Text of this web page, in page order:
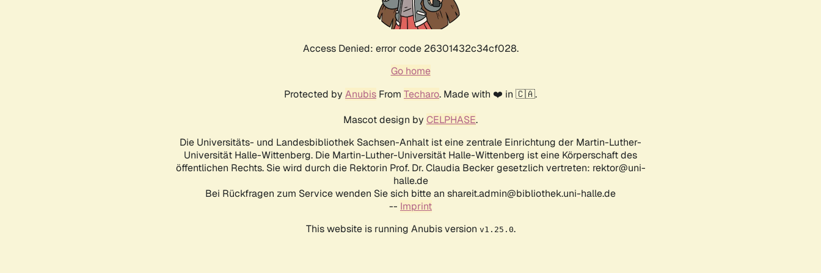
Access Denied: error code 26301432c34cf028.
Go home
Protected by Anubis From Techaro. Made with ❤️ in 🇨🇦.
Mascot design by CELPHASE.
Die Universitäts- und Landesbibliothek Sachsen-Anhalt ist eine zentrale Einrichtung der Martin-Luther-
Universität Halle-Wittenberg. Die Martin-Luther-Universität Halle-Wittenberg ist eine Körperschaft des
öffentlichen Rechts. Sie wird durch die Rektorin Prof. Dr. Claudia Becker gesetzlich vertreten: rektor@uni-
halle.de
Bei Rückfragen zum Service wenden Sie sich bitte an shareit.admin@bibliothek.uni-halle.de
-- Imprint
This website is running Anubis version v1.25.0.